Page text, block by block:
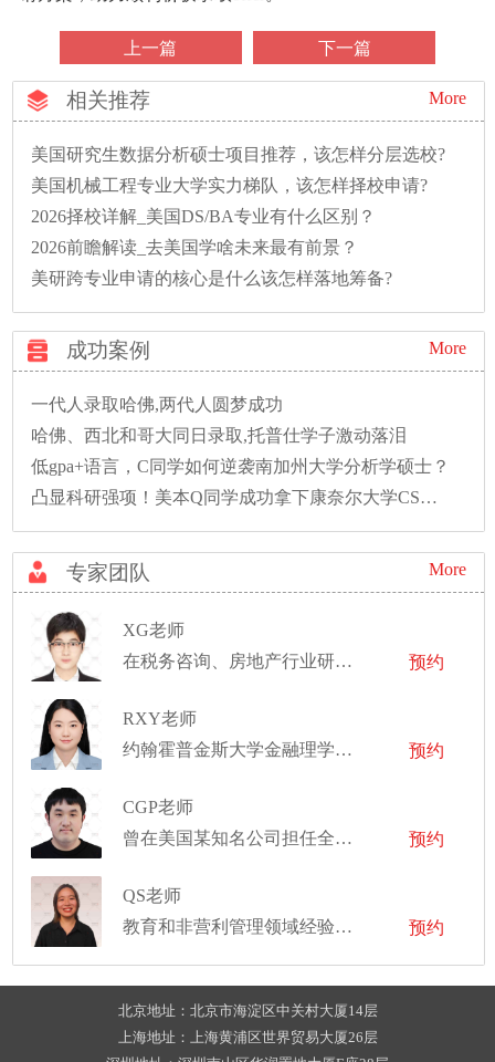
上一篇 下一篇
相关推荐 More
美国研究生数据分析硕士项目推荐，该怎样分层选校?
美国机械工程专业大学实力梯队，该怎样择校申请?
2026择校详解_美国DS/BA专业有什么区别？
2026前瞻解读_去美国学啥未来最有前景？
美研跨专业申请的核心是什么该怎样落地筹备?
成功案例 More
一代人录取哈佛,两代人圆梦成功
哈佛、西北和哥大同日录取,托普仕学子激动落泪
低gpa+语言，C同学如何逆袭南加州大学分析学硕士？
凸显科研强项！美本Q同学成功拿下康奈尔大学CS硕士录取！
专家团队 More
XG老师
在税务咨询、房地产行业研究，TMT行业研究，新能源等领域有丰富的实习及工作经验
预约
RXY老师
约翰霍普金斯大学金融理学硕士
预约
CGP老师
曾在美国某知名公司担任全栈工程师
预约
QS老师
教育和非营利管理领域经验丰富
预约
北京地址：北京市海淀区中关村大厦14层
上海地址：上海黄浦区世界贸易大厦26层